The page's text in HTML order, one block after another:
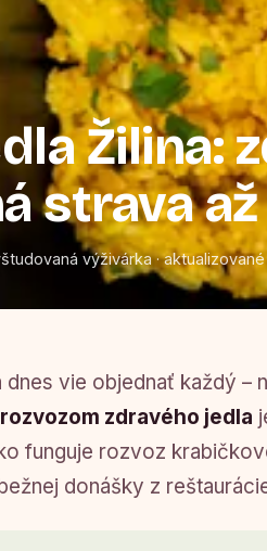
Žilina:
strava
výživárka ·
dnes vie objednať každý –
zdravého jedla
funguje rozvoz
donášky z